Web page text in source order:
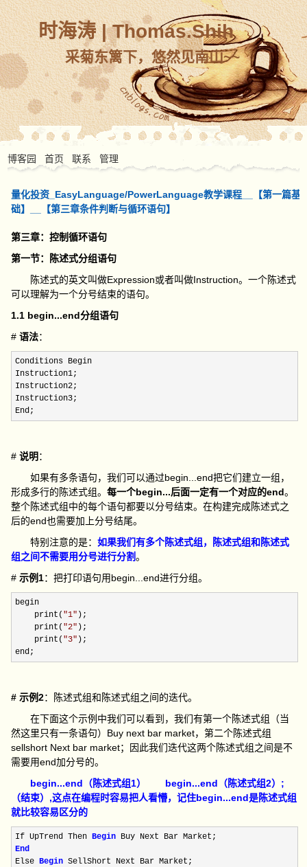
时海涛 | Thomas.Shih
采菊东篱下，悠然见南山~~
博客园 首页 联系 管理
量化投资_EasyLanguage/PowerLanguage教学课程__【第一篇基
础】__【第三章条件判断与循环语句】
第三章：控制循环语句
第一节：陈述式分组语句
陈述式的英文叫做Expression或者叫做Instruction。一个陈述式
可以理解为一个分号结束的语句。
1.1 begin...end分组语句
#语法：
Conditions Begin
Instruction1;
Instruction2;
Instruction3;
End;
#说明 ：
如果有多条语句，我们可以通过begin...end把它们建立一组，
形成多行的陈述式组。每一个begin...后面一定有一个对应的end。
整个陈述式组中的每个语句都要以分号结束。在构建完成陈述式之
后的end也需要加上分号结尾。
特别注意的是：如果我们有多个陈述式组，陈述式组和陈述式
组之间不需要用分号进行分割。
#示例1：把打印语句用begin...end进行分组。
begin
    print(
"1" );
    print(
"2" );
    print(
"3" );
end;
# 示例2：陈述式组和陈述式组之间的迭代。
在下面这个示例中我们可以看到，我们有第一个陈述式组（当
然这里只有一条语句）Buy next bar market，第二个陈述式组
sellshort Next bar market；因此我们迭代这两个陈述式组之间是不
需要用end加分号的。
begin...end（陈述式组1） begin...end（陈述式组2）;
（结束）,这点在编程时容易把人看懵，记住begin...end是陈述式组
就比较容易区分的
If UpTrend Then Begin
End
Else Begin